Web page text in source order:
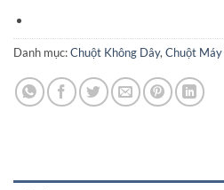
Danh mục:Chuột Không Dây,Chuột Máy